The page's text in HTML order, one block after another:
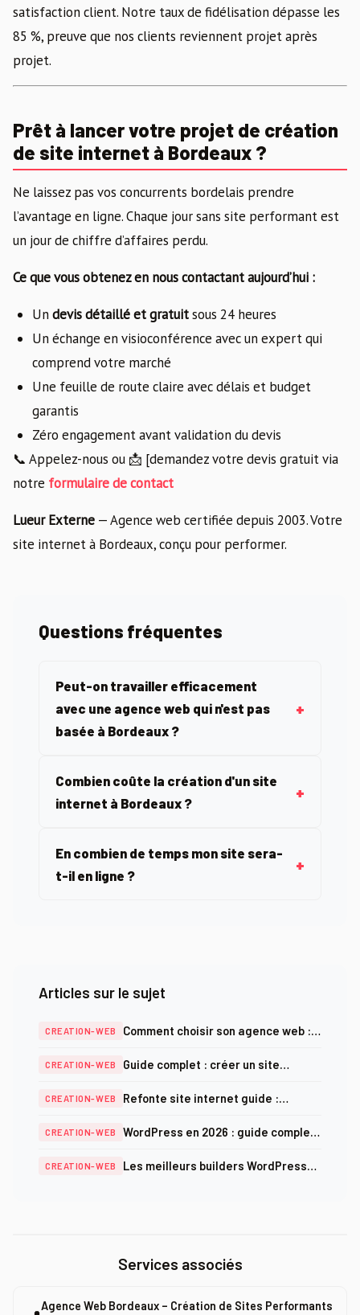
satisfaction client. Notre taux de fidélisation dépasse les
85 %, preuve que nos clients reviennent projet après
projet.
Prêt à lancer votre projet de création
de site internet à Bordeaux ?
Ne laissez pas vos concurrents bordelais prendre
l’avantage en ligne. Chaque jour sans site performant est
un jour de chiffre d’affaires perdu.
Ce que vous obtenez en nous contactant aujourd’hui :
Un devis détaillé et gratuitsous 24 heures
Un échange en visioconférence avec un expert qui
comprend votre marché
Une feuille de route claire avec délais et budget
garantis
Zéro engagement avant validation du devis
📞 Appelez-nous ou 📩 [demandez votre devis gratuit via
notre formulaire de contact
Lueur Externe — Agence web certifiée depuis 2003. Votre
site internet à Bordeaux, conçu pour performer.
Questions fréquentes
Peut-on travailler efficacement
avec une agence web qui n'est pas
basée à Bordeaux ?
Combien coûte la création d'un site
internet à Bordeaux ?
En combien de temps mon site sera-
t-il en ligne ?
Articles sur le sujet
CREATION-WEB
Comment choisir son agence web :
2025
CREATION-WEB
Guide complet : créer un site
CREATION-WEB
Refonte site internet guide :
SEO 2025
CREATION-WEB
WordPress en 2026 : guide complet
CREATION-WEB
Les meilleurs builders WordPress
Services associés
Agence Web Bordeaux – Création de Sites Performants